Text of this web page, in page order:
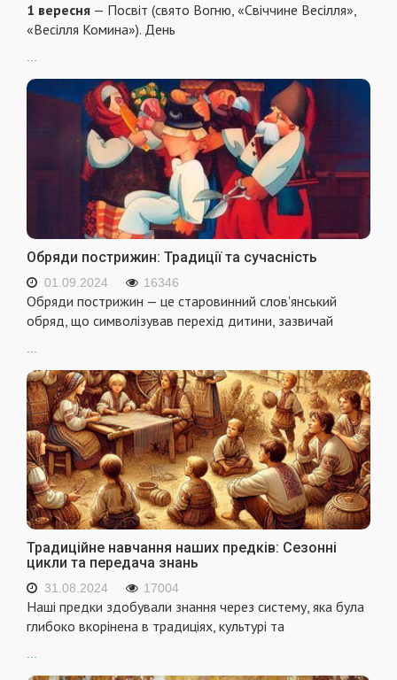
1 вересня — Посвіт (свято Вогню, «Свіччине Весілля»,
«Весілля Комина»). День
...
Обряди пострижин: Традиції та сучасність
01.09.2024 16346
Обряди пострижин — це старовинний слов'янський
обряд, що символізував перехід дитини, зазвичай
Традиційне навчання наших предків: Сезонні
цикли та передача знань
31.08.2024 17004
Наші предки здобували знання через систему, яка була
глибоко вкорінена в традиціях, культурі та